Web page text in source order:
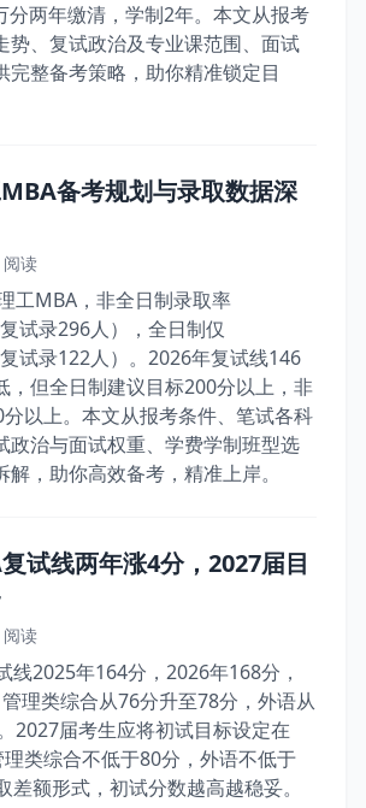
分两年缴清，学制2年。本文从报考
势、复试政治及专业课范围、面试
完整备考策略，助你精准锁定目
备考规划与录取数据深
读
工MBA，非全日制录取率
试录296人），全日制仅
试录122人）。2026年复试线146
，但全日制建议目标200分以上，非
以上。本文从报考条件、笔试各科
政治与面试权重、学费学制班型选
，助你高效备考，精准上岸。
试线两年涨4分，2027届目
读
线2025年164分，2026年168分，
理类综合从76分升至78分，外语从
2027届考生应将初试目标设定在
类综合不低于80分，外语不低于
差额形式，初试分数越高越稳妥。